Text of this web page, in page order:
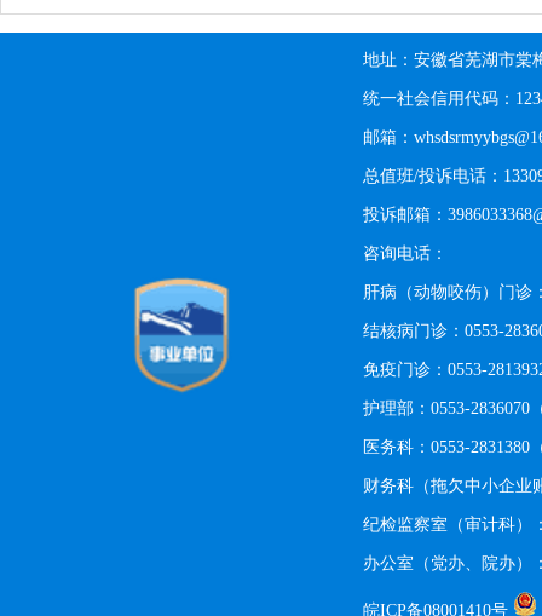
地址：安徽省芜湖市棠
统一社会信用代码：
邮箱：
总值班/投诉电话：
投诉邮箱：
咨询电话：
肝病（动物咬伤）门诊
结核病门诊：0553-
免疫门诊：0553-
护理部：0553-2836070
医务科：0553-2831380
财务科（拖欠中小企业
纪检监察室（审计科）
办公室（党办、院办）
皖ICP备08001410号